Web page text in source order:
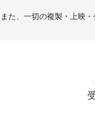
また、一切の複製・上映